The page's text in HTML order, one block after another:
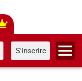
S'inscrire